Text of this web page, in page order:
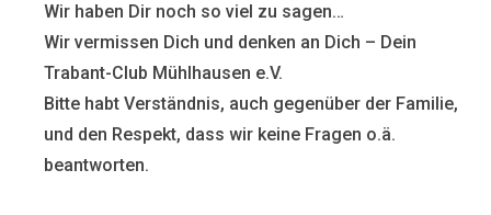
Wir haben Dir noch so viel zu sagen…
Wir vermissen Dich und denken an Dich – Dein
Trabant-Club Mühlhausen e.V.
Bitte habt Verständnis, auch gegenüber der Familie,
und den Respekt, dass wir keine Fragen o.ä.
beantworten.